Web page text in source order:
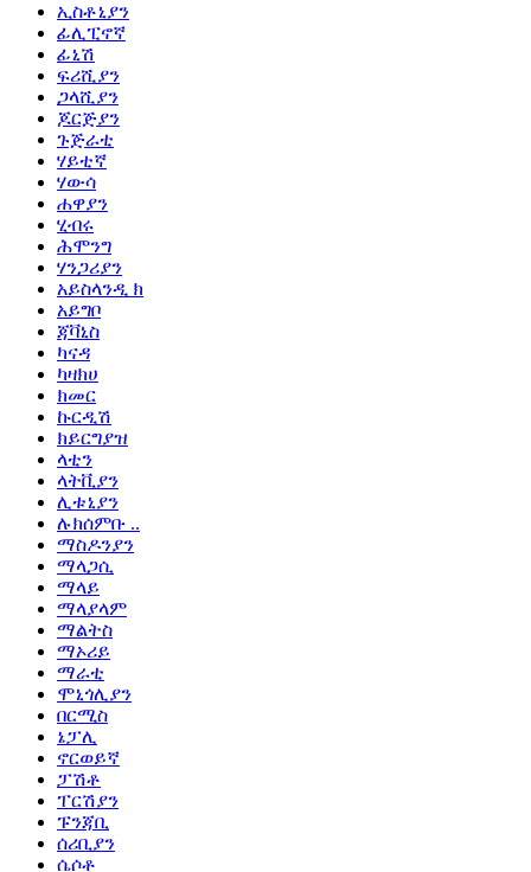
ኢስቶኒያን
ፊሊፒኖኛ
ፊኒሽ
ፍሪሺያን
ጋላሺያን
ጆርጅያን
ጉጅራቲ
ሃይቲኛ
ሃውሳ
ሐዋያን
ሂብሩ
ሕሞንግ
ሃንጋሪያን
አይስላንዲ ክ
አይግቦ
ጃቫኒስ
ካናዳ
ካዛክሀ
ክመር
ኩርዲሽ
ክይርግያዝ
ላቲን
ላትቪያን
ሊቱኒያን
ሉክሰምቡ ..
ማስዶንያን
ማላጋሲ
ማላይ
ማላያላም
ማልትስ
ማኦሪይ
ማራቲ
ሞኒጎሊያን
በርሚስ
ኔፓሊ
ኖርወይኛ
ፓሽቶ
ፐርሽያን
ፑንጃቢ
ሰሪቢያን
ሴሶቶ